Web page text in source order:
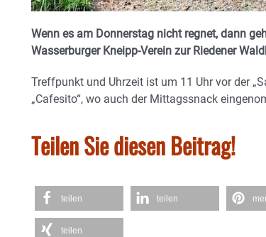
Wenn es am Donnerstag nicht regnet, dann
Wasserburger Kneipp-Verein zur Riedener
Treffpunkt und Uhrzeit ist um 11 Uhr vor der
„Cafesito“, wo auch der Mittagssnack
Teilen Sie diesen Beitrag!
teilen teilen
teilen